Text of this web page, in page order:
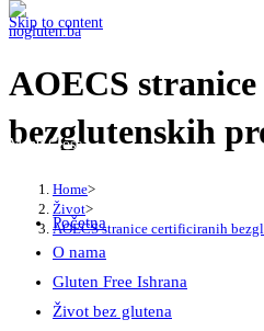
Skip to content
Menu Close
Početna
O nama
Gluten Free Ishrana
Život bez glutena
AOECS
bezglutenskih
Home>
Život>
AOECS stranice certificiranih